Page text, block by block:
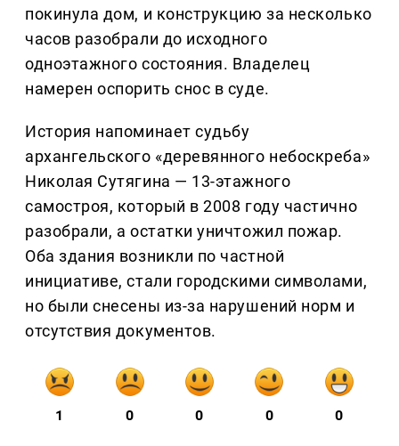
покинула дом, и конструкцию за несколько
часов разобрали до исходного
одноэтажного состояния. Владелец
намерен оспорить снос в суде.
История напоминает судьбу
архангельского «деревянного небоскреба»
Николая Сутягина — 13-этажного
самостроя, который в 2008 году частично
разобрали, а остатки уничтожил пожар.
Оба здания возникли по частной
инициативе, стали городскими символами,
но были снесены из-за нарушений норм и
отсутствия документов.
1 0 0 0 0